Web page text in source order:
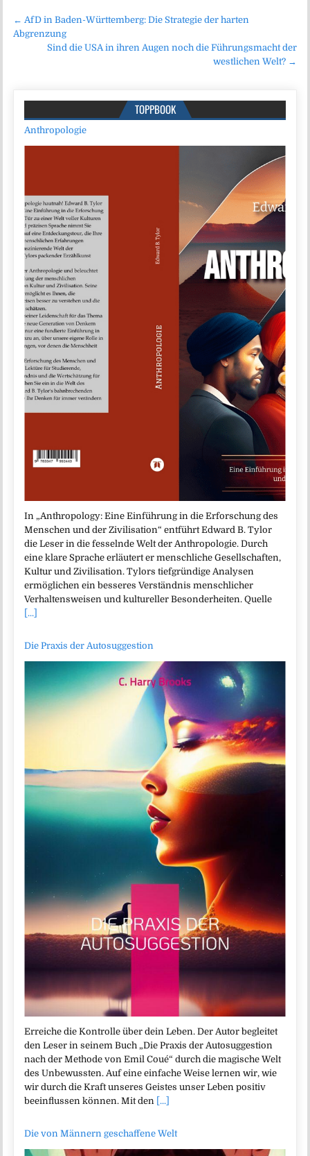
Beitragsnavigation
← AfD in Baden-Württemberg: Die Strategie der harten
Abgrenzung
Sind die USA in ihren Augen noch die Führungsmacht der
westlichen Welt? →
TOPPBOOK
Anthropologie
In „Anthropology: Eine Einführung in die Erforschung des
Menschen und der Zivilisation“ entführt Edward B. Tylor
die Leser in die fesselnde Welt der Anthropologie. Durch
eine klare Sprache erläutert er menschliche Gesellschaften,
Kultur und Zivilisation. Tylors tiefgründige Analysen
ermöglichen ein besseres Verständnis menschlicher
Verhaltensweisen und kultureller Besonderheiten. Quelle
[...]
Die Praxis der Autosuggestion
Erreiche die Kontrolle über dein Leben. Der Autor begleitet
den Leser in seinem Buch „Die Praxis der Autosuggestion
nach der Methode von Emil Coué“ durch die magische Welt
des Unbewussten. Auf eine einfache Weise lernen wir, wie
wir durch die Kraft unseres Geistes unser Leben positiv
beeinflussen können. Mit den [...]
Die von Männern geschaffene Welt